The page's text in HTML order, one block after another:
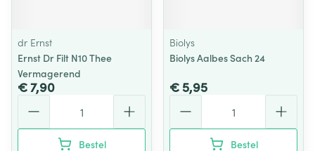
dr Ernst
Ernst Dr Filt N10 Thee
Vermagerend
€ 7,90
Bestel
Biolys
Biolys Aalbes Sach 24
€ 5,95
Bestel